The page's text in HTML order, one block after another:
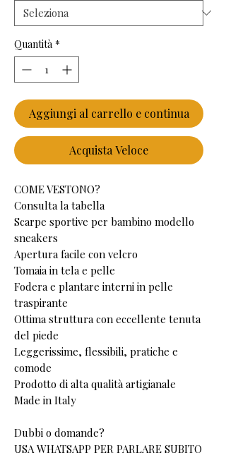
Quantità *
Aggiungi al carrello e continua
Acquista Veloce
COME VESTONO?
Consulta la tabella
Scarpe sportive per bambino modello
sneakers
Apertura facile con velcro
Tomaia in tela e pelle
Fodera e plantare interni in pelle
traspirante
Ottima struttura con eccellente tenuta
del piede
Leggerissime, flessibili, pratiche e
comode
Prodotto di alta qualità artigianale
Made in Italy
Dubbi o domande?
USA WHATSAPP PER PARLARE SUBITO